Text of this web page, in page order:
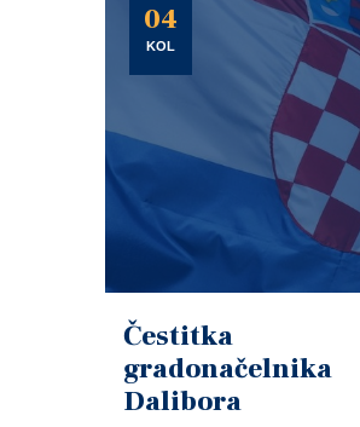
04
KOL
Čestitka
gradonačelnika
Dalibora